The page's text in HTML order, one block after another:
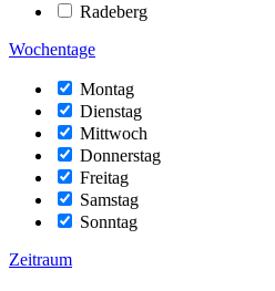
Radeberg
Wochentage
Montag
Dienstag
Mittwoch
Donnerstag
Freitag
Samstag
Sonntag
Zeitraum